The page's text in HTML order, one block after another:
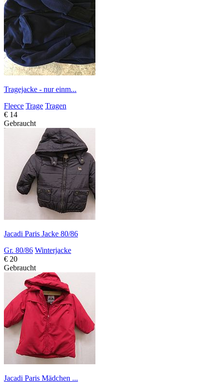
Tragejacke - nur einm...
Fleece Trage Tragen
€ 14
Gebraucht
Jacadi Paris Jacke 80/86
Gr. 80/86 Winterjacke
€ 20
Gebraucht
Jacadi Paris Mädchen ...